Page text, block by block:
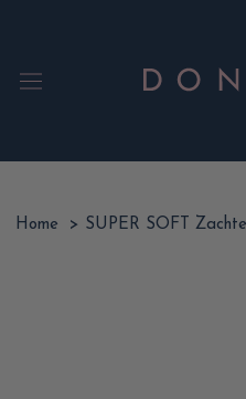
Ga
Home
> SUPER SOFT